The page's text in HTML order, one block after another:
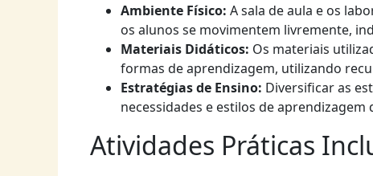
Ambiente Físico: A sala de aula e os
os alunos se movimentem livremente,
Materiais Didáticos: Os materiais
formas de aprendizagem, utilizando
Estratégias de Ensino: Diversificar as
necessidades e estilos de aprendizagem
Atividades Práticas